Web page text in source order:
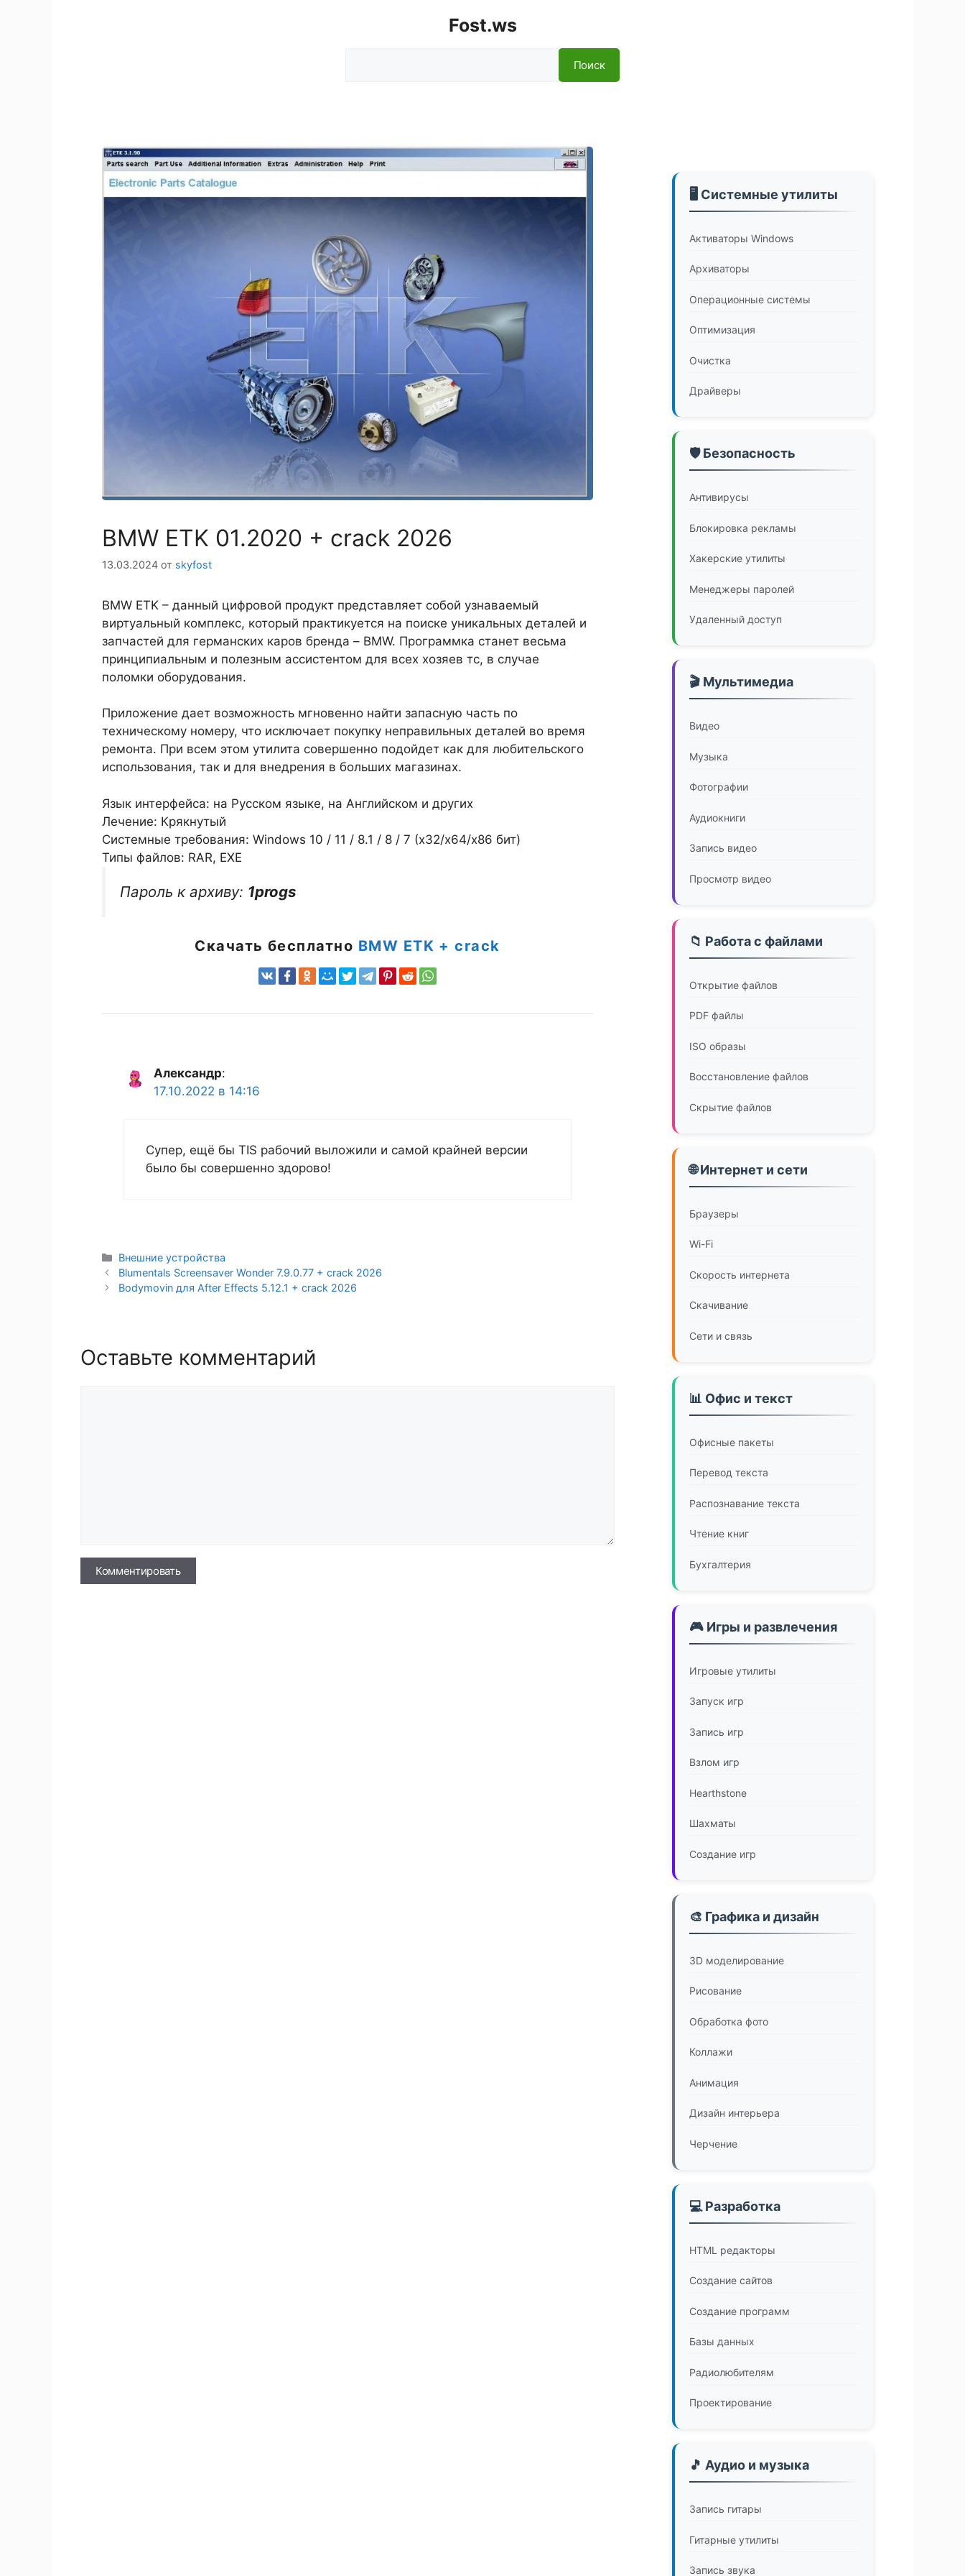
Fost.ws
Поиск
BMW ETK 01.2020 + crack 2026
13.03.2024 от skyfost
BMW ETK – данный цифровой продукт представляет собой узнаваемый
виртуальный комплекс, который практикуется на поиске уникальных деталей и
запчастей для германских каров бренда – BMW. Программка станет весьма
принципиальным и полезным ассистентом для всех хозяев тс, в случае
поломки оборудования.
Приложение дает возможность мгновенно найти запасную часть по
техническому номеру, что исключает покупку неправильных деталей во время
ремонта. При всем этом утилита совершенно подойдет как для любительского
использования, так и для внедрения в больших магазинах.
Язык интерфейса: на Русском языке, на Английском и других
Лечение: Крякнутый
Системные требования: Windows 10 / 11 / 8.1 / 8 / 7 (х32/x64/x86 бит)
Типы файлов: RAR, EXE
Пароль к архиву: 1progs
Скачать бесплатно BMW ETK + crack
Александр:
17.10.2022 в 14:16
Супер, ещё бы TIS рабочий выложили и самой крайней версии
было бы совершенно здорово!
Рубрики
Внешние устройства
Blumentals Screensaver Wonder 7.9.0.77 + crack 2026
Bodymovin для After Effects 5.12.1 + crack 2026
Оставьте комментарий
Имя
🖥️ Системные утилиты
Активаторы Windows
Архиваторы
Операционные системы
Оптимизация
Очистка
Драйверы
🛡️ Безопасность
Антивирусы
Блокировка рекламы
Хакерские утилиты
Менеджеры паролей
Удаленный доступ
🎬 Мультимедиа
Видео
Музыка
Фотографии
Аудиокниги
Запись видео
Просмотр видео
📁 Работа с файлами
Открытие файлов
PDF файлы
ISO образы
Восстановление файлов
Скрытие файлов
🌐 Интернет и сети
Браузеры
Wi-Fi
Скорость интернета
Скачивание
Сети и связь
📊 Офис и текст
Офисные пакеты
Перевод текста
Распознавание текста
Чтение книг
Бухгалтерия
🎮 Игры и развлечения
Игровые утилиты
Запуск игр
Запись игр
Взлом игр
Hearthstone
Шахматы
Создание игр
🎨 Графика и дизайн
3D моделирование
Рисование
Обработка фото
Коллажи
Анимация
Дизайн интерьера
Черчение
💻 Разработка
HTML редакторы
Создание сайтов
Создание программ
Базы данных
Радиолюбителям
Проектирование
🎵 Аудио и музыка
Запись гитары
Гитарные утилиты
Запись звука